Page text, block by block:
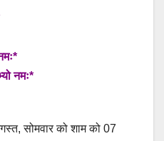
नमः*
सोमवार को शाम को 07